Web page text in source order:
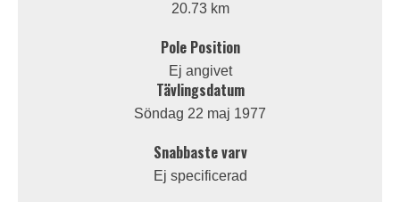
20.73 km
Pole Position
Ej angivet
Tävlingsdatum
Söndag 22 maj 1977
Snabbaste varv
Ej specificerad